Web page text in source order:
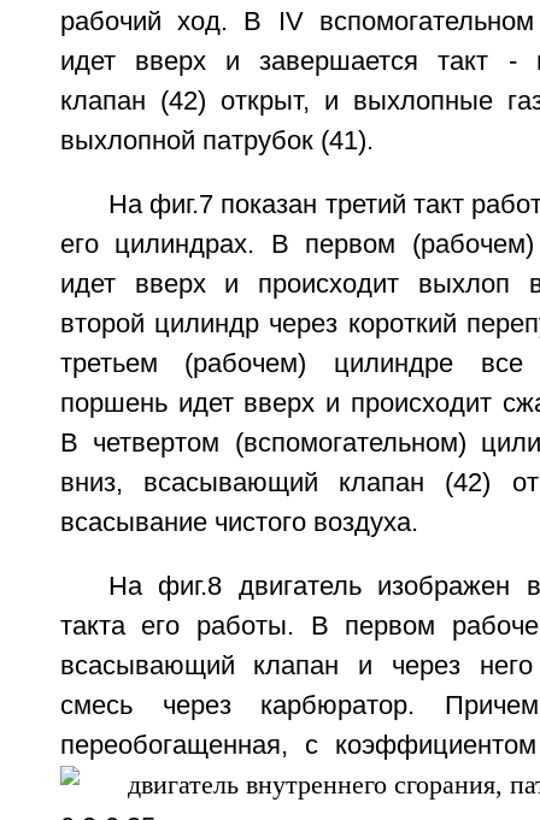
рабочий ход. В IV
идет вверх и завершается такт -
клапан (42) открыт, и выхлопные
выхлопной патрубок (41).
На фиг.7 показан третий такт
его цилиндрах. В первом
идет вверх и происходит выхлоп
второй цилиндр через короткий
третьем (рабочем) цилиндре
поршень идет вверх и происходит
В четвертом (вспомогательном)
вниз, всасывающий клапан (42)
всасывание чистого воздуха.
На фиг.8 двигатель изображен
такта его работы. В первом
всасывающий клапан и через него
смесь через карбюратор.
переобогащенная, с